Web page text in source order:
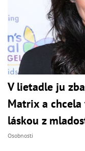
V lietadle ju
Matrix a
láskou z
Osobnosti